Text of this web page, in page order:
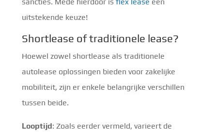
uitstekende keuze!
Shortlease of traditionele lease?
Hoewel zowel shortlease als traditionele
autolease oplossingen bieden voor zakelijke
mobiliteit, zijn er enkele belangrijke verschillen
tussen beide.
Looptijd: Zoals eerder vermeld, varieert de